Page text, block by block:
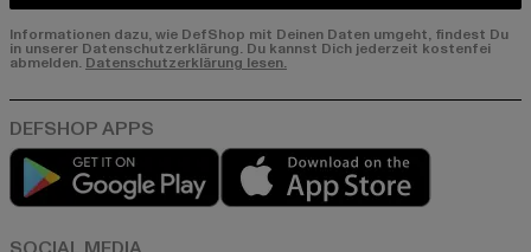
Informationen dazu, wie DefShop mit Deinen Daten umgeht, findest Du
in unserer Datenschutzerklärung. Du kannst Dich jederzeit kostenfei
abmelden. Datenschutzerklärung lesen.
Play market